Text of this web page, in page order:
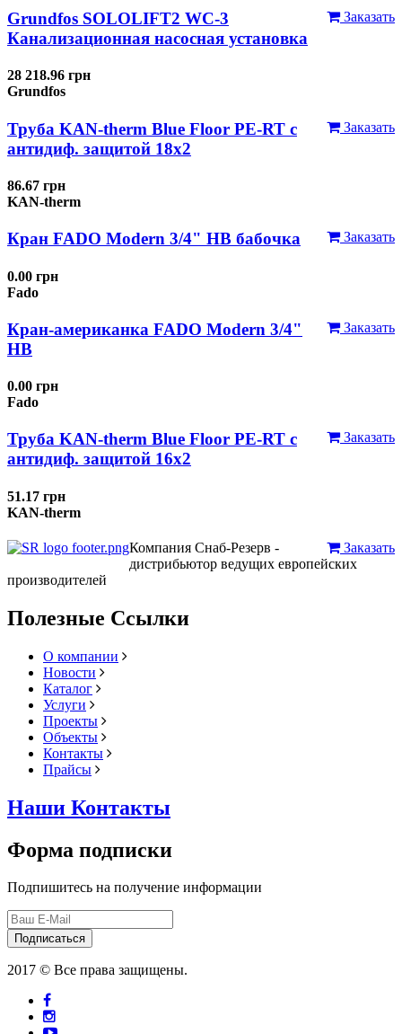
Заказать
Grundfos SOLOLIFT2 WC-3
Канализационная насосная установка
28 218.96 грн
Grundfos
Заказать
Труба KAN-therm Blue Floor PE-RT с
антидиф. защитой 18х2
86.67 грн
KAN-therm
Заказать
Кран FADO Modern 3/4" НВ бабочка
0.00 грн
Fado
Заказать
Кран-американка FADO Modern 3/4"
НВ
0.00 грн
Fado
Заказать
Труба KAN-therm Blue Floor PE-RT с
антидиф. защитой 16х2
51.17 грн
KAN-therm
Заказать
Компания Снаб-Резерв -
дистрибьютор ведущих европейских
производителей
Полезные Ссылки
О компании
Новости
Каталог
Услуги
Проекты
Объекты
Контакты
Прайсы
Наши Контакты
Форма подписки
Подпишитесь на получение информации
Подписаться
2017 © Все права защищены.